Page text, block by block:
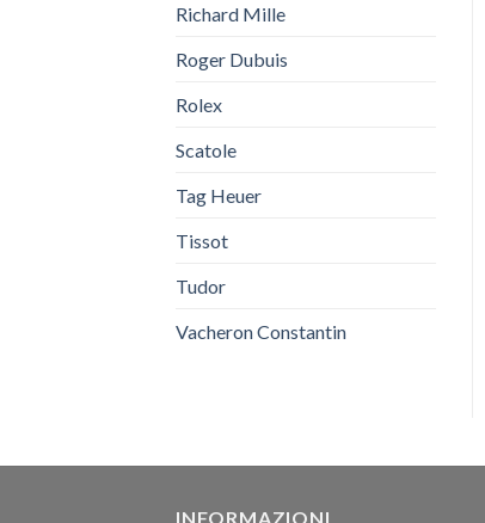
Richard Mille
Roger Dubuis
Rolex
Scatole
Tag Heuer
Tissot
Tudor
Vacheron Constantin
QuarantaQuattro Bianco
INFORMAZIONI